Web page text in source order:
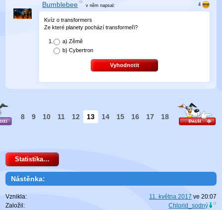
Bumblebee v němnapsal:
Kvíz o transformers
Ze které planety pochází transformeři?
a) Zěmě
b) Cybertron
Vyhodnotit
8 9 10 11 12 13 14 15 16 17 18
Statistika…
Nástěnka:
Vznikla: 11. května 2017 ve 20:07
Založil:
Chlorid_sodný